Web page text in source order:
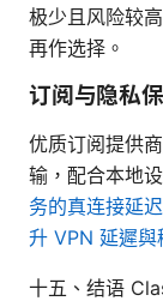
极少且风险较
再作选择。
订阅与隐私
优质订阅提供
输，配合本地
务的真连接延
升 VPN 延遲與
十五、结语